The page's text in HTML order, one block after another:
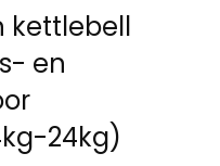
kettlebell
en
24kg)